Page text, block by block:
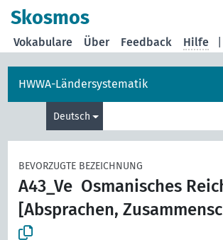
Skosmos
Vokabulare Über Feedback Hilfe
HWWA-Ländersystematik
Deutsch
BEVORZUGTE BEZEICHNUNG
A43_Ve Osmanisches
[Absprachen,